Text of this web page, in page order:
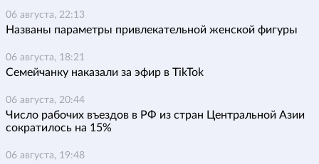
06 августа, 22:13
Названы параметры привлекательной женской фигуры
06 августа, 18:21
Семейчанку наказали за эфир в TikTok
06 августа, 20:44
Число рабочих въездов в РФ из стран Центральной Азии
сократилось на 15%
06 августа, 19:48